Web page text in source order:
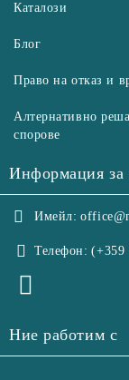
Каталози
Блог
Право на отказ и
Алтернативно
спорове
Информация за
Имейл:
Телефон: (+359
Ние работим с